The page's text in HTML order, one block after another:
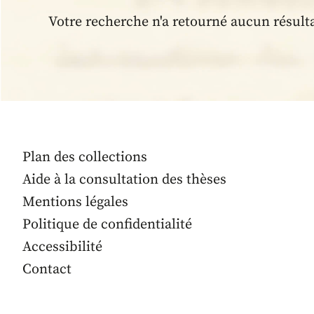
Votre recherche n'a retourné aucun
Plan des collections
Aide à la consultation des thèses
Mentions légales
Politique de confidentialité
Accessibilité
Contact